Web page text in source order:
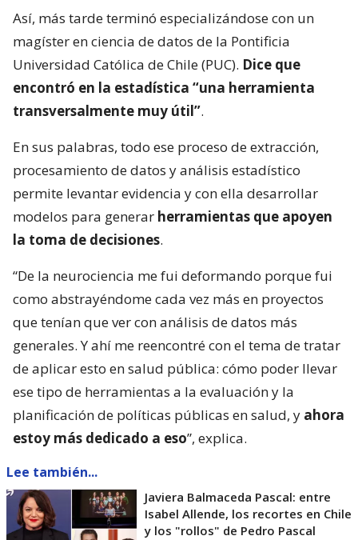
Así, más tarde terminó especializándose con un
magíster en ciencia de datos de la Pontificia
Universidad Católica de Chile (PUC). Dice que
encontró en la estadística “una herramienta
transversalmente muy útil”.
En sus palabras, todo ese proceso de extracción,
procesamiento de datos y análisis estadístico
permite levantar evidencia y con ella desarrollar
modelos para generar herramientas que apoyen
la toma de decisiones.
“De la neurociencia me fui deformando porque fui
como abstrayéndome cada vez más en proyectos
que tenían que ver con análisis de datos más
generales. Y ahí me reencontré con el tema de tratar
de aplicar esto en salud pública: cómo poder llevar
ese tipo de herramientas a la evaluación y la
planificación de políticas públicas en salud, y ahora
estoy más dedicado a eso”, explica.
Lee también...
Javiera Balmaceda Pascal: entre
Isabel Allende, los recortes en Chile
y los "rollos" de Pedro Pascal